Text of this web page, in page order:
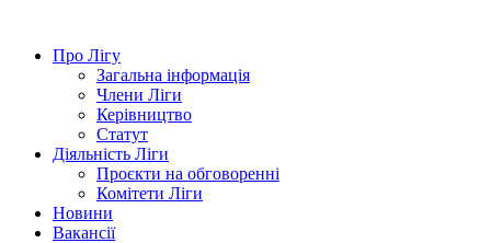
Про Лігу
Загальна інформація
Члени Ліги
Керівництво
Статут
Діяльність Ліги
Проєкти на обговоренні
Комітети Ліги
Новини
Вакансії